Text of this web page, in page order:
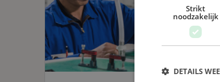
Strikt
noodzakelijk
DETAILS